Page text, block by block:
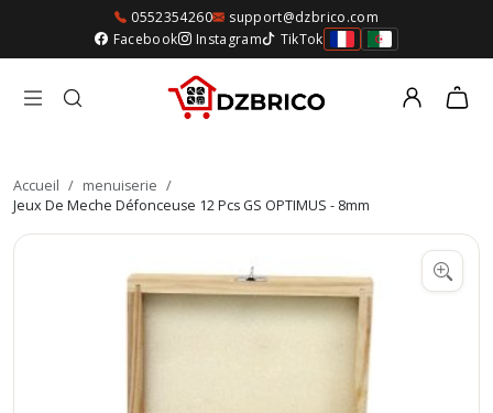
0552354260
support@dzbrico.com
Facebook
Instagram TikTok
Accueil / menuiserie /
Jeux De Meche Défonceuse 12 Pcs GS OPTIMUS - 8mm